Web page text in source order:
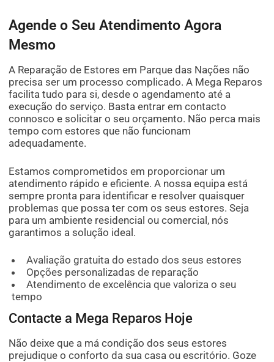
Agende o Seu Atendimento Agora
Mesmo
A Reparação de Estores em Parque das Nações não
precisa ser um processo complicado. A Mega Reparos
facilita tudo para si, desde o agendamento até a
execução do serviço. Basta entrar em contacto
connosco e solicitar o seu orçamento. Não perca mais
tempo com estores que não funcionam
adequadamente.
Estamos comprometidos em proporcionar um
atendimento rápido e eficiente. A nossa equipa está
sempre pronta para identificar e resolver quaisquer
problemas que possa ter com os seus estores. Seja
para um ambiente residencial ou comercial, nós
garantimos a solução ideal.
Avaliação gratuita do estado dos seus estores
Opções personalizadas de reparação
Atendimento de excelência que valoriza o seu
tempo
Contacte a Mega Reparos Hoje
Não deixe que a má condição dos seus estores
prejudique o conforto da sua casa ou escritório. Goze